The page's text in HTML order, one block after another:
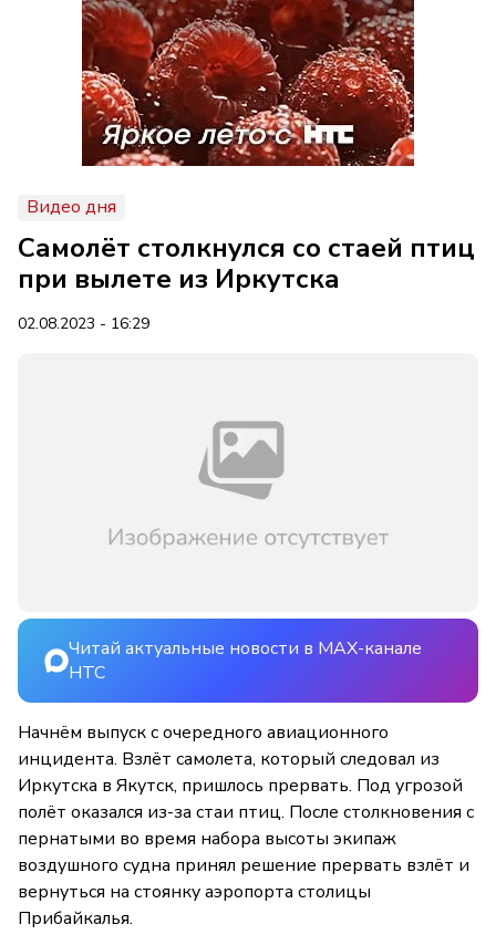
Видео дня
Самолёт столкнулся со стаей птиц
при вылете из Иркутска
02.08.2023 - 16:29
Читай актуальные новости в MAX-канале
НТС
Начнём выпуск с очередного авиационного
инцидента. Взлёт самолета, который следовал из
Иркутска в Якутск, пришлось прервать. Под угрозой
полёт оказался из-за стаи птиц. После столкновения с
пернатыми во время набора высоты экипаж
воздушного судна принял решение прервать взлёт и
вернуться на стоянку аэропорта столицы
Прибайкалья.